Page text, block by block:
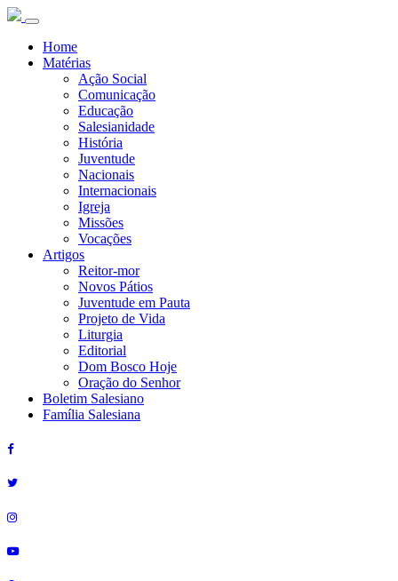
Home
Matérias
Ação Social
Comunicação
Educação
Salesianidade
História
Juventude
Nacionais
Internacionais
Igreja
Missões
Vocações
Artigos
Reitor-mor
Novos Pátios
Juventude em Pauta
Projeto de Vida
Liturgia
Editorial
Dom Bosco Hoje
Oração do Senhor
Boletim Salesiano
Família Salesiana